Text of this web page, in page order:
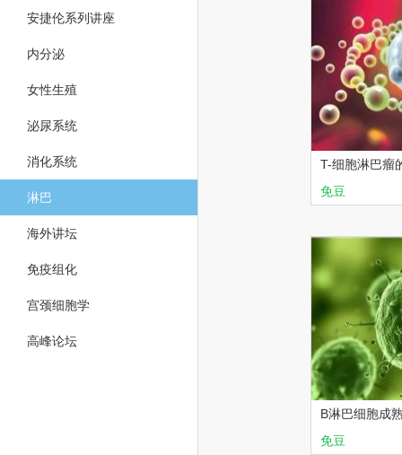
安捷伦系列讲座
内分泌
女性生殖
泌尿系统
消化系统
淋巴
海外讲坛
免疫组化
宫颈细胞学
高峰论坛
专题
免豆
推荐
T-细胞淋巴瘤
免豆
B淋巴细胞成
断的思路
免豆